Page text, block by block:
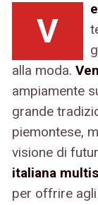
V
alla moda.
ampiamente
grande
piemontese,
visione di
italiana
per offrire